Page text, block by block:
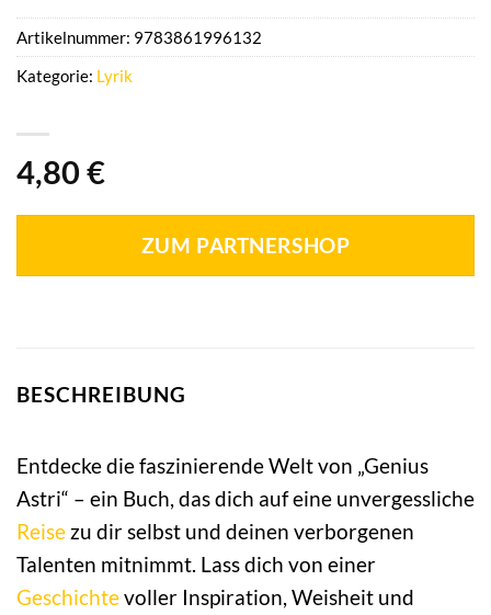
4,80 €
ZUM PARTNERSHOP
Artikelnummer: 9783861996132
Kategorie: Lyrik
BESCHREIBUNG
Entdecke die faszinierende Welt von „Genius
Astri“ – ein Buch, das dich auf eine unvergessliche
Reise zu dir selbst und deinen verborgenen
Talenten mitnimmt. Lass dich von einer
Geschichtevoller Inspiration, Weisheit und